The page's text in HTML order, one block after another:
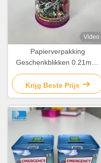
Video
Papierverpakking
Geschenkblikken 0.21mm-
0.35mm Aanpasbare
chocolade doosblik met
deksel
Krijg Beste Prijs